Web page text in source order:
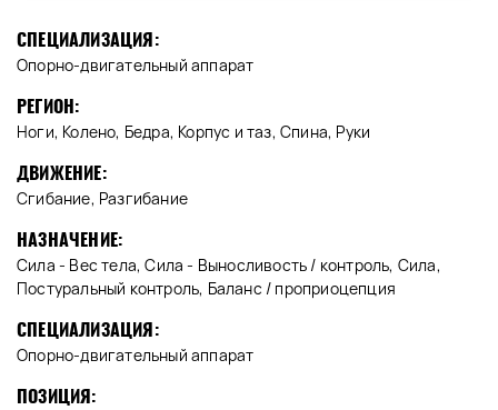
СПЕЦИАЛИЗАЦИЯ:
Опорно-двигательный аппарат
РЕГИОН:
Ноги, Колено, Бедра, Корпус и таз, Спина, Руки
ДВИЖЕНИЕ:
Сгибание, Разгибание
НАЗНАЧЕНИЕ:
Сила - Вес тела, Сила - Выносливость / контроль, Сила,
Постуральный контроль, Баланс / проприоцепция
СПЕЦИАЛИЗАЦИЯ:
Опорно-двигательный аппарат
ПОЗИЦИЯ: